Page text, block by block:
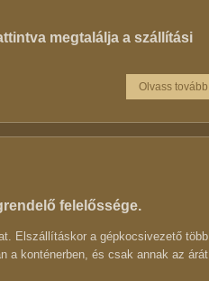
megtalálja a szállítási
Olvass tovább
felelőssége.
Elszállításkor a gépkocsivezető több
a konténerben, és csak annak az árát